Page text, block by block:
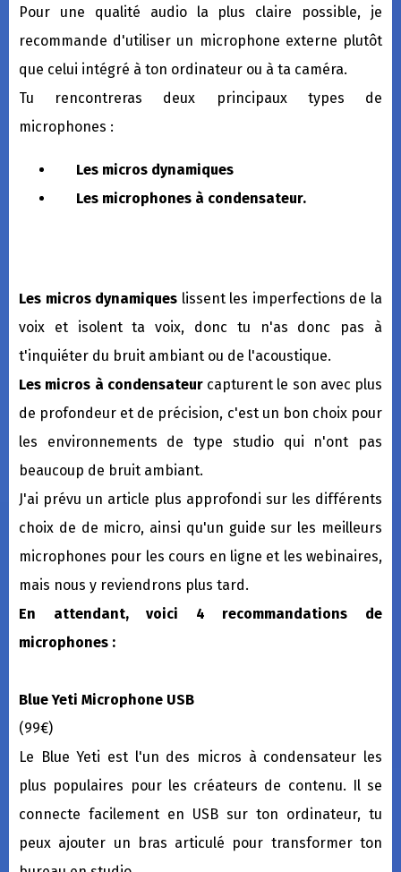
Pour une qualité audio la plus claire possible, je
recommande d'utiliser un microphone externe plutôt
que celui intégré à ton ordinateur ou à ta caméra.
Tu rencontreras deux principaux types de
microphones :
Les micros dynamiques
Les microphones à condensateur.
Les micros dynamiques lissent les imperfections de la
voix et isolent ta voix, donc tu n'as donc pas à
t'inquiéter du bruit ambiant ou de l'acoustique.
Les micros à condensateur capturent le son avec plus
de profondeur et de précision, c'est un bon choix pour
les environnements de type studio qui n'ont pas
beaucoup de bruit ambiant.
J'ai prévu un article plus approfondi sur les différents
choix de de micro, ainsi qu'un guide sur les meilleurs
microphones pour les cours en ligne et les webinaires,
mais nous y reviendrons plus tard.
En attendant, voici 4 recommandations de
microphones :
Blue Yeti Microphone USB
(99€)
Le Blue Yeti est l'un des micros à condensateur les
plus populaires pour les créateurs de contenu. Il se
connecte facilement en USB sur ton ordinateur, tu
peux ajouter un bras articulé pour transformer ton